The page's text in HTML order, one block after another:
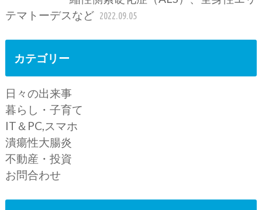
テマトーデスなど 2022.09.05
カテゴリー
日々の出来事
暮らし・子育て
IT＆PC,スマホ
潰瘍性大腸炎
不動産・投資
お問合わせ